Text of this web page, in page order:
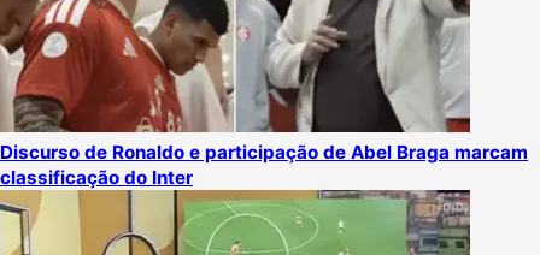
Discurso de Ronaldo e participação de Abel Braga marcam
classificação do Inter